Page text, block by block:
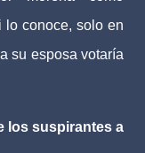
lo conoce, solo en
su esposa votaría
los suspirantes a